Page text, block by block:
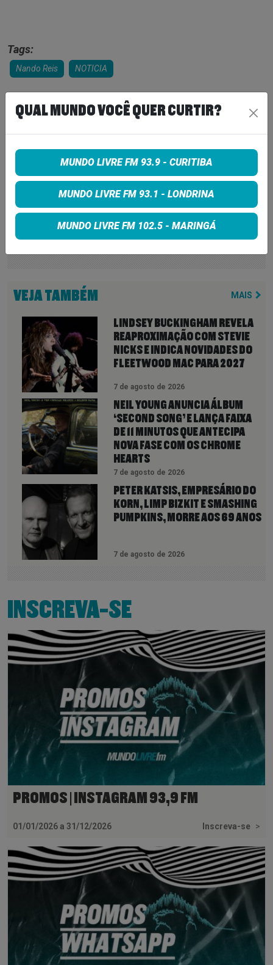
Tags:
Nando Reis NOTICIA
COMPARTILHE
Share on Facebook
Share on Twitter
VEJA TAMBÉM MAIS
LINDSEY BUCKINGHAM REVELA
REAPROXIMAÇÃO COM STEVIE
NICKS E INDICA NOVIDADES DO
FLEETWOOD MAC PARA 2027
7 de agosto de 2026
NEIL YOUNG ANUNCIA ÁLBUM
‘SECOND SONG’ E LANÇA FAIXA
DE 11 MINUTOS QUE ANTECIPA
NOVA FASE COM OS CHROME
HEARTS
7 de agosto de 2026
PETER KATSIS, EMPRESÁRIO DO
KORN, LIMP BIZKIT E SMASHING
PUMPKINS, MORRE AOS 69 ANOS
7 de agosto de 2026
INSCREVA-SE
PROMOS | INSTAGRAM 93,9 FM
01/01/2026 a 31/12/2026 Inscreva-se >
QUAL MUNDO VOCÊ QUER CURTIR?
MUNDO LIVRE FM 93.9 - CURITIBA
MUNDO LIVRE FM 93.1 - LONDRINA
MUNDO LIVRE FM 102.5 - MARINGÁ